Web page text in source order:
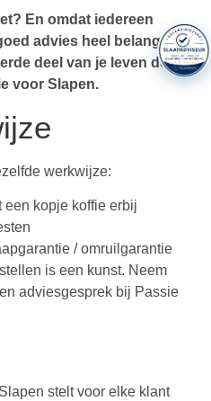
En omdat iedereen
advies heel belangrijk.
deel van je leven door
voor Slapen.
werkwijze:
een kopje koffie erbij
/ omruilgarantie
is een kunst. Neem
adviesgesprek bij Passie
stelt voor elke klant